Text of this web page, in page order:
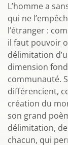
L’homme a
qui ne
l’étranger :
il faut pouvoir
délimitation
dimension
communauté.
différencient,
création du
son grand
délimitation,
chacun, qui